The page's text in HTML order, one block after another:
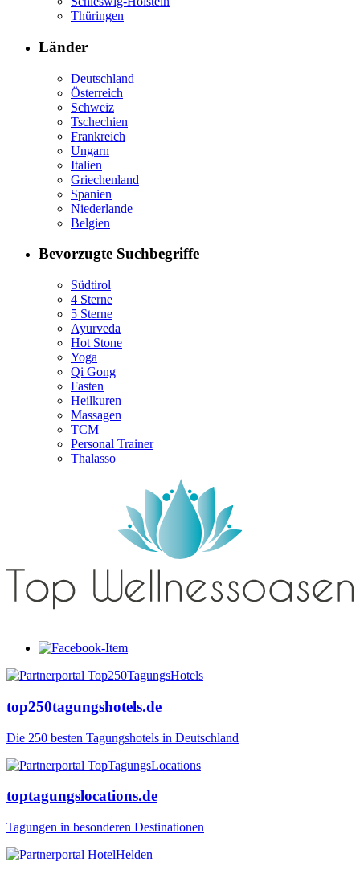
Thüringen
Länder
Deutschland
Österreich
Schweiz
Tschechien
Frankreich
Ungarn
Italien
Griechenland
Spanien
Niederlande
Belgien
Bevorzugte Suchbegriffe
Südtirol
4 Sterne
5 Sterne
Ayurveda
Hot Stone
Yoga
Qi Gong
Fasten
Heilkuren
Massagen
TCM
Personal Trainer
Thalasso
top250tagungshotels.de
Die 250 besten Tagungshotels in Deutschland
toptagungslocations.de
Tagungen in besonderen Destinationen